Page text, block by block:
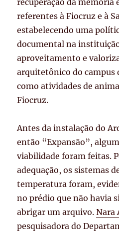
recuperação da memória
referentes à Fiocruz e à
estabelecendo uma
documental na
aproveitamento e
arquitetônico do campus
como atividades de
Fiocruz.
Antes da instalação do
então “Expansão”,
viabilidade foram feitas.
adequação, os sistemas
temperatura foram,
no prédio que não havia
abrigar um arquivo.Nara
pesquisadora do